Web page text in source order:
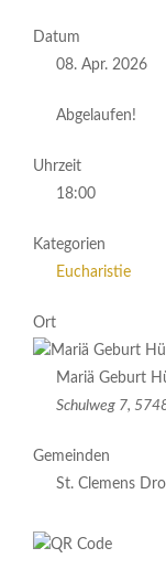
Datum
08. Apr. 2026
Abgelaufen!
Uhrzeit
18:00
Kategorien
Eucharistie
Ort
Mariä Geburt
Schulweg 7,
Gemeinden
St. Clemens